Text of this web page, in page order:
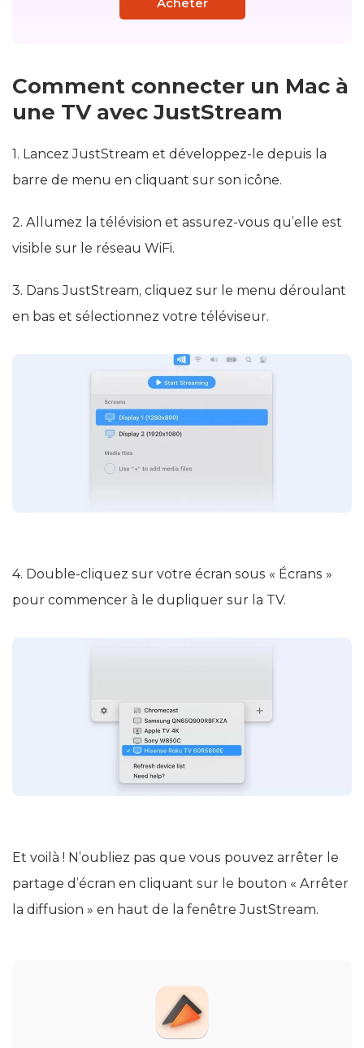
Acheter
Comment connecter un Mac à
une TV avec JustStream
1. Lancez JustStream et développez-le depuis la
barre de menu en cliquant sur son icône.
2. Allumez la télévision et assurez-vous qu’elle est
visible sur le réseau WiFi.
3. Dans JustStream, cliquez sur le menu déroulant
en bas et sélectionnez votre téléviseur.
4. Double-cliquez sur votre écran sous « Écrans »
pour commencer à le dupliquer sur la TV.
Et voilà ! N’oubliez pas que vous pouvez arrêter le
partage d’écran en cliquant sur le bouton « Arrêter
la diffusion » en haut de la fenêtre JustStream.